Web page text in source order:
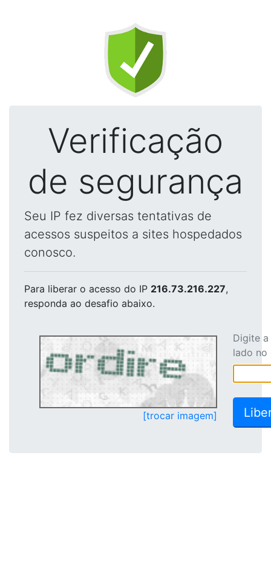
Verificação
de segurança
Seu IP fez diversas tentativas de
acessos suspeitos a sites hospedados
conosco.
Para liberar o acesso do IP 216.73.216.227,
responda ao desafio abaixo.
[trocar imagem]
Digite
lado no